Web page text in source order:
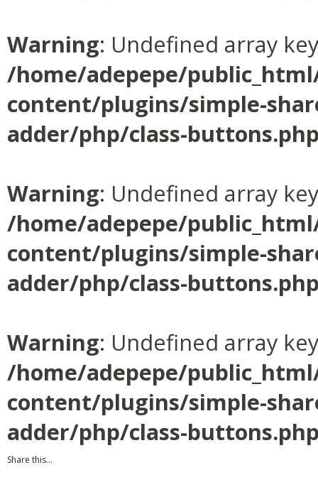
Warning: Undefined array
/home/adepepe/
content/plugins/simple-
adder/php/class-
Warning: Undefined array
/home/adepepe/
content/plugins/simple-
adder/php/class-
Warning: Undefined array
/home/adepepe/
content/plugins/simple-
adder/php/class-
Share this...